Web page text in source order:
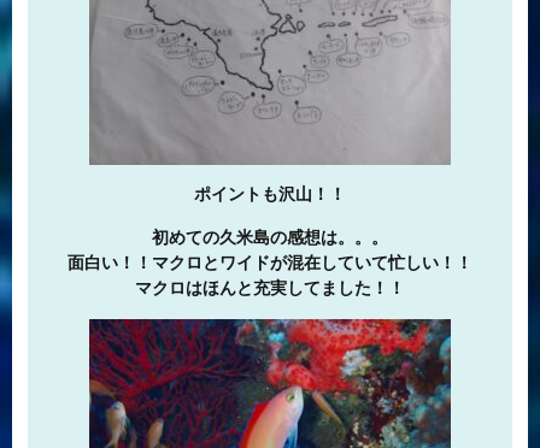
ポイントも沢山！！
初めての久米島の感想は。。。
面白い！！マクロとワイドが混在していて忙しい！！
マクロはほんと充実してました！！